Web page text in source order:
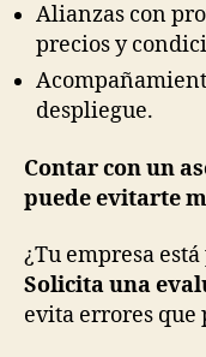
Alianzas con
precios y
despliegue.
Contar con un
puede evitarte
¿Tu empresa
Solicita una
evita errores que